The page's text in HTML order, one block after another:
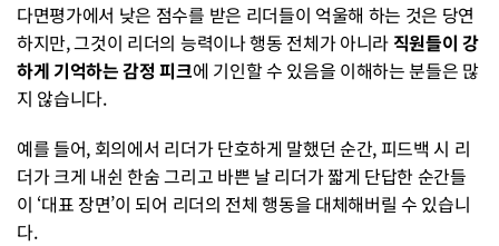
다면평가에서 낮은 점수를 받은 리더들이 억울해 하는 것은 당연
하지만, 그것이 리더의 능력이나 행동 전체가 아니라 직원들이 강
하게 기억하는 감정 피크에 기인할 수 있음을 이해하는 분들은 많
지 않습니다.
예를 들어, 회의에서 리더가 단호하게 말했던 순간, 피드백 시 리
더가 크게 내쉰 한숨 그리고 바쁜 날 리더가 짧게 단답한 순간들
이 ‘대표 장면’이 되어 리더의 전체 행동을 대체해버릴 수 있습니
다.